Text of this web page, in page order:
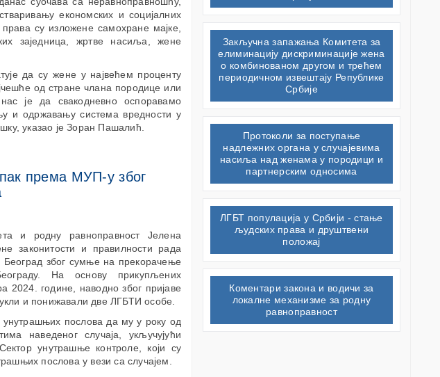
економских и социјалних
су изложене самохране мајке,
заједница, жртве насиља, жене
да су жене у највећем проценту
од стране члана породице или
је да свакодневно оспоравамо
и одржавању система вредности у
указао је Зоран Пашалић.
према МУП-у због
и родну равноправност Јелена
законитости и правилности рада
због сумње на прекорачење
На основу прикупљених
године, наводно због пријаве
и понижавали две ЛГБТИ особе.
унутрашњих послова да му у року од
наведеног случаја, укључујући
унутрашње контроле, који су
послова у вези са случајем.
Закључна запажања Комитета за
елиминацију дискриминације жена
о комбинованом другом и трећем
периодичном извештају Републике
Србије
Протоколи за поступање
надлежних органа у случајевима
насиља над женама у породици и
партнерским односима
ЛГБТ популација у Србији - стање
људских права и друштвени
положај
Коментари закона и водичи за
локалне механизме за родну
равноправност